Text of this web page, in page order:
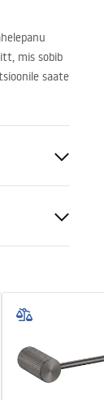
mis sobib
saate